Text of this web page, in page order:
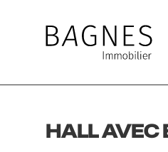
HALL AVEC